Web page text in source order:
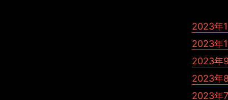
2023年
2023年
2023年
2023年
2023年